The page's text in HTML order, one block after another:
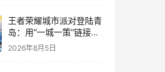
王者荣耀城市派对登陆青
岛：用“一城一策”链接海
洋场景，以双向奔赴带动
2026年8月5日